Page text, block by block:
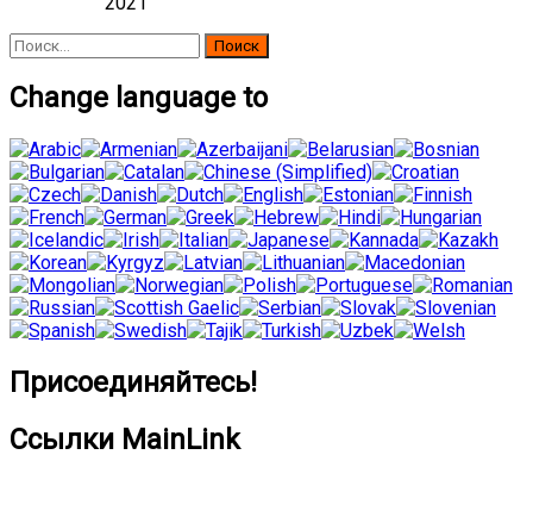
Найти:
Change language to
Присоединяйтесь!
Ссылки MainLink